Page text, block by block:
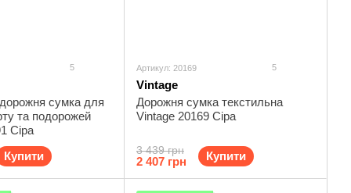
5
сумка для
та подорожей
Сіра
Купити
Артикул: 20169 5
Vintage
Дорожня сумка текстильна
Vintage 20169 Сіра
3 439 грн
2 407 грн Купити